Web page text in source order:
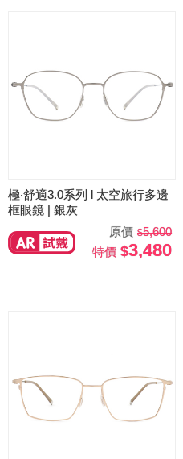
極‧舒適3.0系列 l 太空旅行多邊
框眼鏡 | 銀灰
原價
5,600
特價
3,480